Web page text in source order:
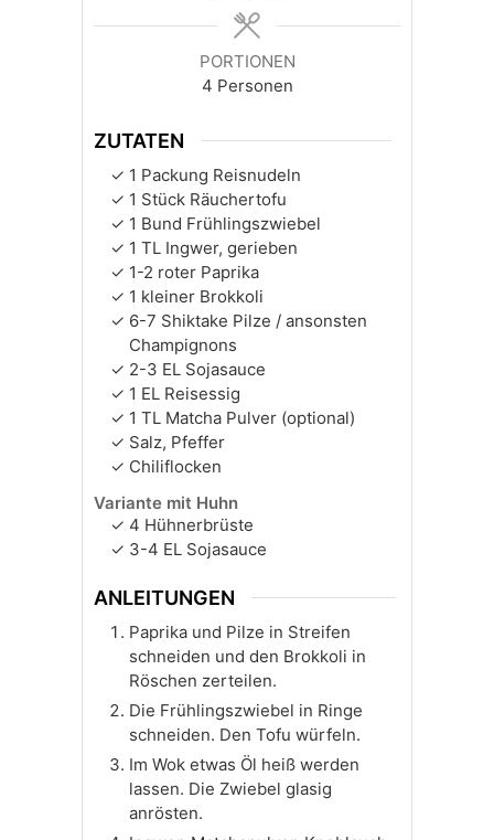
PORTIONEN
4 Personen
ZUTATEN
1 Packung Reisnudeln
1 Stück Räuchertofu
1 Bund Frühlingszwiebel
1 TL Ingwer, gerieben
1-2 roter Paprika
1 kleiner Brokkoli
6-7 Shiktake Pilze / ansonsten
Champignons
2-3 EL Sojasauce
1 EL Reisessig
1 TL Matcha Pulver (optional)
Salz, Pfeffer
Chiliflocken
Variante mit Huhn
4 Hühnerbrüste
3-4 EL Sojasauce
ANLEITUNGEN
Paprika und Pilze in Streifen
schneiden und den Brokkoli in
Röschen zerteilen.
Die Frühlingszwiebel in Ringe
schneiden. Den Tofu würfeln.
Im Wok etwas Öl heiß werden
lassen. Die Zwiebel glasig
anrösten.